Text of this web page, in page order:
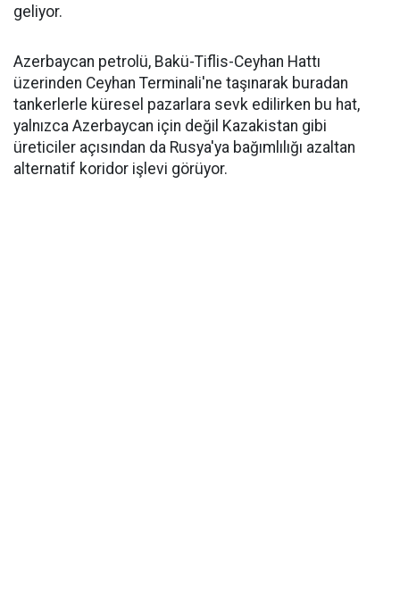
geliyor.
Azerbaycan petrolü, Bakü-Tiflis-Ceyhan Hattı
üzerinden Ceyhan Terminali'ne taşınarak buradan
tankerlerle küresel pazarlara sevk edilirken bu hat,
yalnızca Azerbaycan için değil Kazakistan gibi
üreticiler açısından da Rusya'ya bağımlılığı azaltan
alternatif koridor işlevi görüyor.